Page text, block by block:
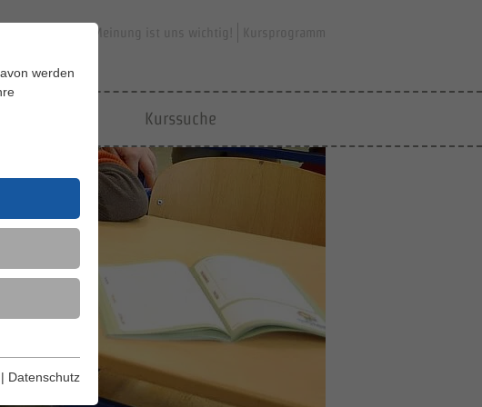
Ihre Meinung ist uns wichtig! Kursprogramm
Kurssuche
werden
der
| Datenschutz